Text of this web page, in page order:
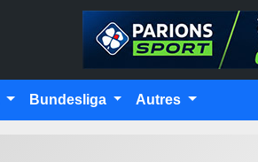
Bundesliga Autres